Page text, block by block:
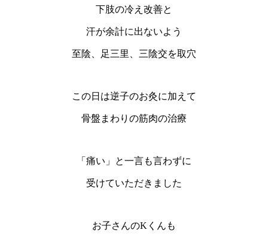
下肢の冷え改善と
汗が余計に出ないよう
至陰、足三里、三陰交を取穴
この日は逆子のお灸に加えて
骨盤まわりの筋肉の治療
「痛い」と一言も言わずに
受けていただきました
お子さんのKくんも